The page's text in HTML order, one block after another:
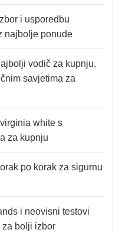
i usporedbu
najbolje ponude
vodič za kupnju,
savjetima za
white s
za kupnju
po korak za sigurnu
i neovisni testovi
za bolji izbor